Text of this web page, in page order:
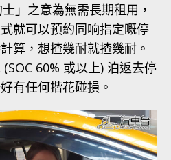
」之意為無需長期租用，
就可以預約同响指定嘅停
算，想揸幾耐就揸幾耐。
60% 或以上) 泊返去停
有任何揩花碰損。